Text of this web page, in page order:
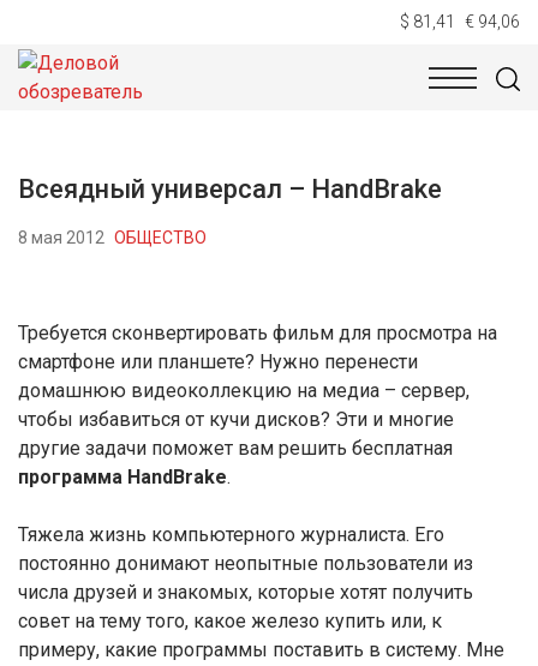
$ 81,41 € 94,06
НОВОСТИ
Всеядный универсал – HandBrake
8 мая 2012 ОБЩЕСТВО
Требуется сконвертировать фильм для просмотра на
смартфоне или планшете? Нужно перенести
домашнюю видеоколлекцию на медиа – сервер,
чтобы избавиться от кучи дисков? Эти и многие
другие задачи поможет вам решить бесплатная
программа HandBrake.
Тяжела жизнь компьютерного журналиста. Его
постоянно донимают неопытные пользователи из
числа друзей и знакомых, которые хотят получить
совет на тему того, какое железо купить или, к
примеру, какие программы поставить в систему. Мне